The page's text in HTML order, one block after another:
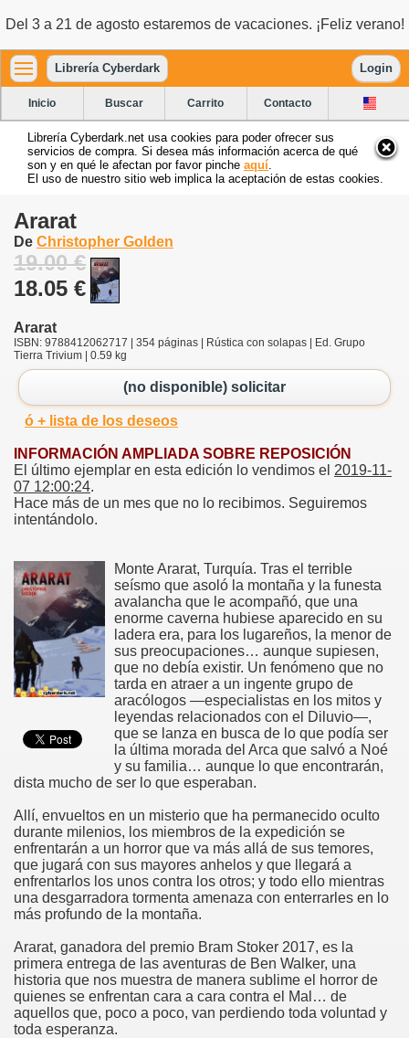
Del 3 a 21 de agosto estaremos de vacaciones. ¡Feliz verano!
Librería Cyberdark Login
Inicio Buscar Carrito Contacto
Librería Cyberdark.net usa cookies para poder ofrecer sus
servicios de compra. Si desea más información acerca de qué
son y en qué le afectan por favor pinche aquí
El uso de nuestro sitio web implica la aceptación de estas cookies.
Ararat
De Christopher Golden
19.00 €
18.05 €
Ararat
ISBN: 9788412062717 | 354 páginas | Rústica con solapas | Ed. Grupo
Tierra Trivium | 0.59 kg
(no disponible) solicitar
ó + lista de los deseos
INFORMACIÓN AMPLIADA SOBRE REPOSICIÓN
El último ejemplar en esta edición lo vendimos el 2019-11-
07 12:00:24.
Hace más de un mes que no lo recibimos. Seguiremos
intentándolo.
Monte Ararat, Turquía. Tras el terrible
seísmo que asoló la montaña y la funesta
avalancha que le acompañó, que una
enorme caverna hubiese aparecido en su
ladera era, para los lugareños, la menor de
sus preocupaciones… aunque supiesen,
que no debía existir. Un fenómeno que no
tarda en atraer a un ingente grupo de
aracólogos —especialistas en los mitos y
leyendas relacionados con el Diluvio—,
que se lanza en busca de lo que podía ser
la última morada del Arca que salvó a Noé
y su familia… aunque lo que encontrarán,
dista mucho de ser lo que esperaban.
Allí, envueltos en un misterio que ha permanecido oculto
durante milenios, los miembros de la expedición se
enfrentarán a un horror que va más allá de sus temores,
que jugará con sus mayores anhelos y que llegará a
enfrentarlos los unos contra los otros; y todo ello mientras
una desgarradora tormenta amenaza con enterrarles en lo
más profundo de la montaña.
Ararat, ganadora del premio Bram Stoker 2017, es la
primera entrega de las aventuras de Ben Walker, una
historia que nos muestra de manera sublime el horror de
quienes se enfrentan cara a cara contra el Mal… de
aquellos que, poco a poco, van perdiendo toda voluntad y
toda esperanza.